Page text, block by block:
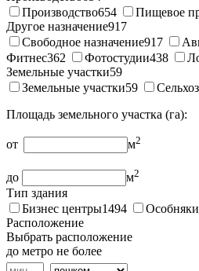
Производство654 Пищевое
Другое назначение917
Свободное назначение917
Фитнес362 Фотостудии438
Земельные участки59
Земельные участки59
Площадь земельного участка (га):
от м2
до м2
Тип здания
Бизнес центры1494 Особняки
Расположение
Выбрать расположение
до метро не более